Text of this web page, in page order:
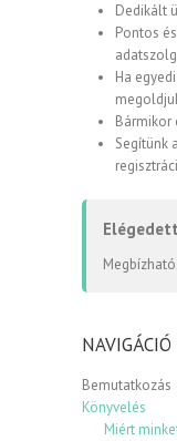
Dedikált
Pontos
Ha
Bármikor
Segítünk
NAVIGÁCIÓ
Bemutatkozás
Könyvelés
Miért